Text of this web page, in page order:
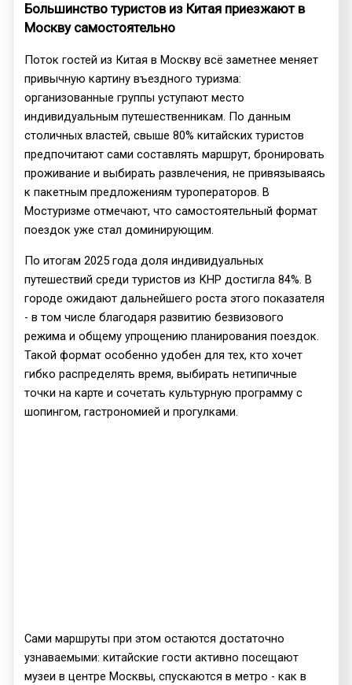
Большинство туристов из Китая приезжают в
Москву самостоятельно
Поток гостей из Китая в Москву всё заметнее меняет
привычную картину въездного туризма:
организованные группы уступают место
индивидуальным путешественникам. По данным
столичных властей, свыше 80% китайских туристов
предпочитают сами составлять маршрут, бронировать
проживание и выбирать развлечения, не привязываясь
к пакетным предложениям туроператоров. В
Мостуризме отмечают, что самостоятельный формат
поездок уже стал доминирующим.
По итогам 2025 года доля индивидуальных
путешествий среди туристов из КНР достигла 84%. В
городе ожидают дальнейшего роста этого показателя
- в том числе благодаря развитию безвизового
режима и общему упрощению планирования поездок.
Такой формат особенно удобен для тех, кто хочет
гибко распределять время, выбирать нетипичные
точки на карте и сочетать культурную программу с
шопингом, гастрономией и прогулками.
Сами маршруты при этом остаются достаточно
узнаваемыми: китайские гости активно посещают
музеи в центре Москвы, спускаются в метро - как в